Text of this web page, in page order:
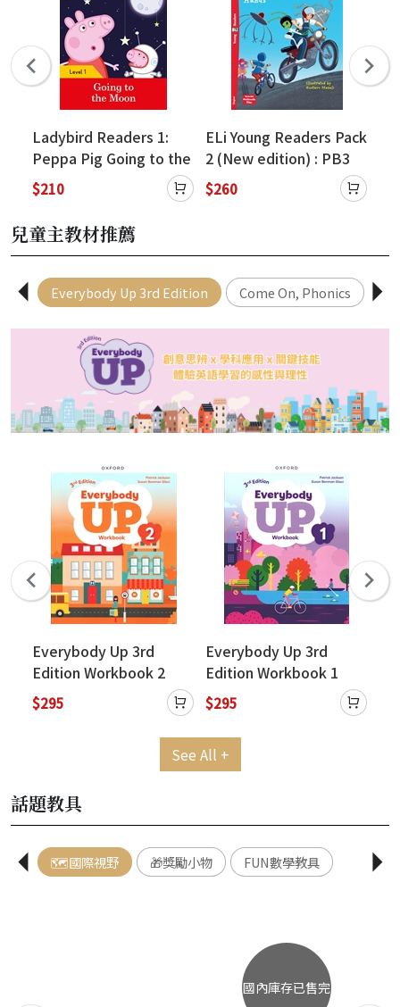
Ladybird Readers 1:
Peppa Pig Going to the
Moon
$210
ELi Young Readers Pack
2 (New edition) : PB3
and the Helping Hands
(with ELi Link APP)
$260
兒童主教材推薦
Everybody Up 3rd Edition Come On, Phonics
Everybody Up 3rd
Edition Workbook 2
$295
Everybody Up 3rd
Edition Workbook 1
$295
See All +
話題教具
🗺️國際視野 🎁獎勵小物 FUN數學教具
國內庫存已售完